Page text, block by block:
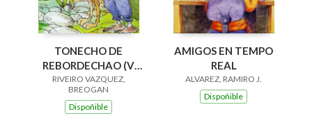
TONECHO DE
REBORDECHAO (V
PREMIO RAIÑA LUPA
2004)
RIVEIRO VAZQUEZ,
BREOGAN
Dispoñible
AMIGOS EN TEMPO
REAL
ALVAREZ, RAMIRO J.
Dispoñible